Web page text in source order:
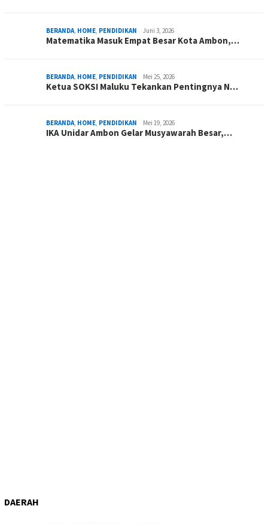
BERANDA, HOME, PENDIDIKAN Juni 3, 2026
Matematika Masuk Empat Besar Kota Ambon,…
BERANDA, HOME, PENDIDIKAN Mei 25, 2026
Ketua SOKSI Maluku Tekankan Pentingnya N…
BERANDA, HOME, PENDIDIKAN Mei 19, 2026
IKA Unidar Ambon Gelar Musyawarah Besar,…
DAERAH